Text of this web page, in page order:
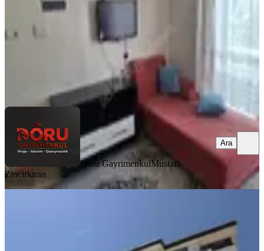
Mustafa Zincirkıran
Doru GayrimenkulMustafa
Zincirkıran
Ara
Dulkadiroğlu, Bayazıtlı Mahallesi